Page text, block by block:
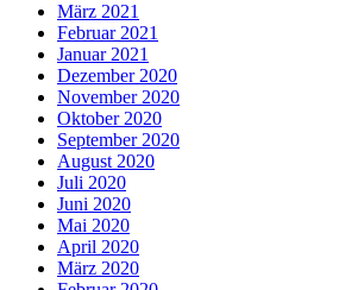
März 2021
Februar 2021
Januar 2021
Dezember 2020
November 2020
Oktober 2020
September 2020
August 2020
Juli 2020
Juni 2020
Mai 2020
April 2020
März 2020